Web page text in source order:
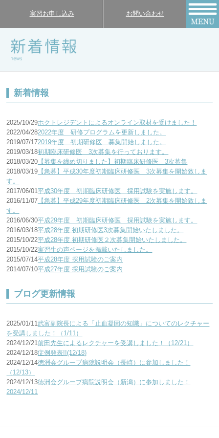
実習お申し込み お問い合わせ
新着情報
2025/10/29ホクトレジデントによるオンライン取材を受けました！
2022/04/282022年度 研修プログラムを更新しました。
2019/07/172019年度 初期研修医 募集開始しました。
2019/03/18初期臨床研修医 3次募集を行っております。
2018/03/20 【募集を締め切りました】初期臨床研修医 3次募集
2018/03/19 【急募】平成30年度初期臨床研修医 3次募集を開始致しま
す。
2017/06/01平成30年度 初期臨床研修医 採用試験を実施します。
2016/11/07 【急募】平成29年度初期臨床研修医 2次募集を開始致しま
す。
2016/06/30平成29年度 初期臨床研修医 採用試験を実施します。
2016/03/18平成28年度 初期研修医3次募集開始いたしました。
2015/10/22平成28年度 初期研修医２次募集開始いたしました。
2015/10/22実習生の声ページを掲載いたしました。
2015/07/14平成28年度 採用試験のご案内
2014/07/10平成27年度 採用試験のご案内
ブログ更新情報
2025/01/11武富副院長による「止血凝固の知識」についてのレクチャー
を受講しました！（1/11）
2024/12/21前田先生によるレクチャーを受講しました！（12/21）
2024/12/18症例発表!!(12/18)
2024/12/14徳洲会グループ病院説明会（長崎）に参加しました！
（12/13）
2024/12/13徳洲会グループ病院説明会（新潟）に参加しました！
2024/12/11